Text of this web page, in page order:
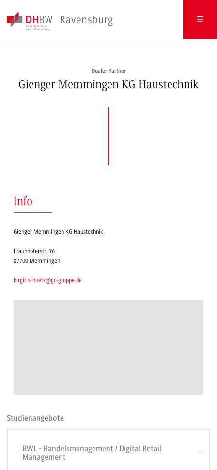
Dualer Partner
Gienger Memmingen KG Haustechnik
Info
Gienger Memmingen KG Haustechnik
Fraunhoferstr. 76
87700 Memmingen
birgit.schuetz@gc-gruppe.de
Studienangebote
BWL - Handelsmanagement / Digital Retail
Management